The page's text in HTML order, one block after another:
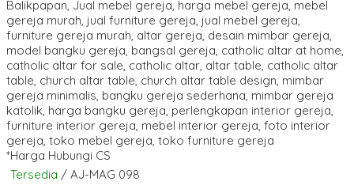
*Harga Hubungi CS
Tersedia / AJ-MAG 098